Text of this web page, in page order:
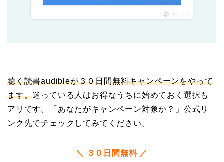
ポチップ
聴く読書audibleが３０日間無料キャンペーンをやって
ます。迷っている人はお得なうちに始めておく選択も
アリです。「あなたがキャンペーン対象か？」公式リ
ンク先でチェックしてみてください。
＼ ３０日間無料／